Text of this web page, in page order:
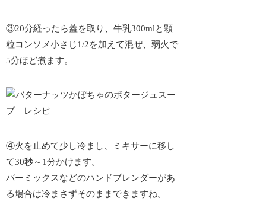
③20分経ったら蓋を取り、牛乳300mlと顆
粒コンソメ小さじ1/2を加えて混ぜ、弱火で
5分ほど煮ます。
④火を止めて少し冷まし、ミキサーに移し
て30秒～1分かけます。
バーミックスなどのハンドブレンダーがあ
る場合は冷まさずそのままできますね。